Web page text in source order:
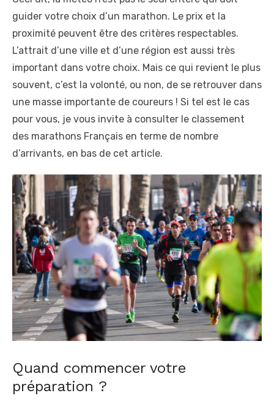
guider votre choix d’un marathon. Le prix et la
proximité peuvent être des critères respectables.
L’attrait d’une ville et d’une région est aussi très
important dans votre choix. Mais ce qui revient le plus
souvent, c’est la volonté, ou non, de se retrouver dans
une masse importante de coureurs ! Si tel est le cas
pour vous, je vous invite à consulter le classement
des marathons Français en terme de nombre
d’arrivants, en bas de cet article.
Quand commencer votre
préparation ?